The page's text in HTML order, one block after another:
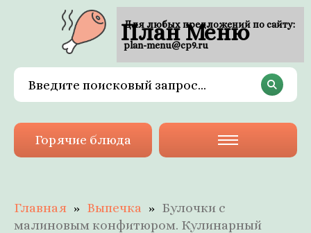
План Меню
Горячие блюда
Главная Выпечка
Булочки с
малиновым конфитюром. Кулинарный
Для любых предложений по сайту:
plan-menu@cp9.ru